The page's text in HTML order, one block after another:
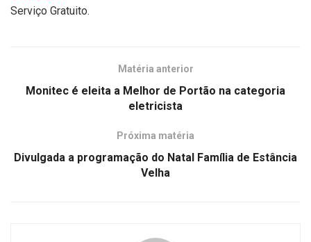
Serviço Gratuito.
Matéria anterior
Monitec é eleita a Melhor de Portão na categoria
eletricista
Próxima matéria
Divulgada a programação do Natal Família de Estância
Velha